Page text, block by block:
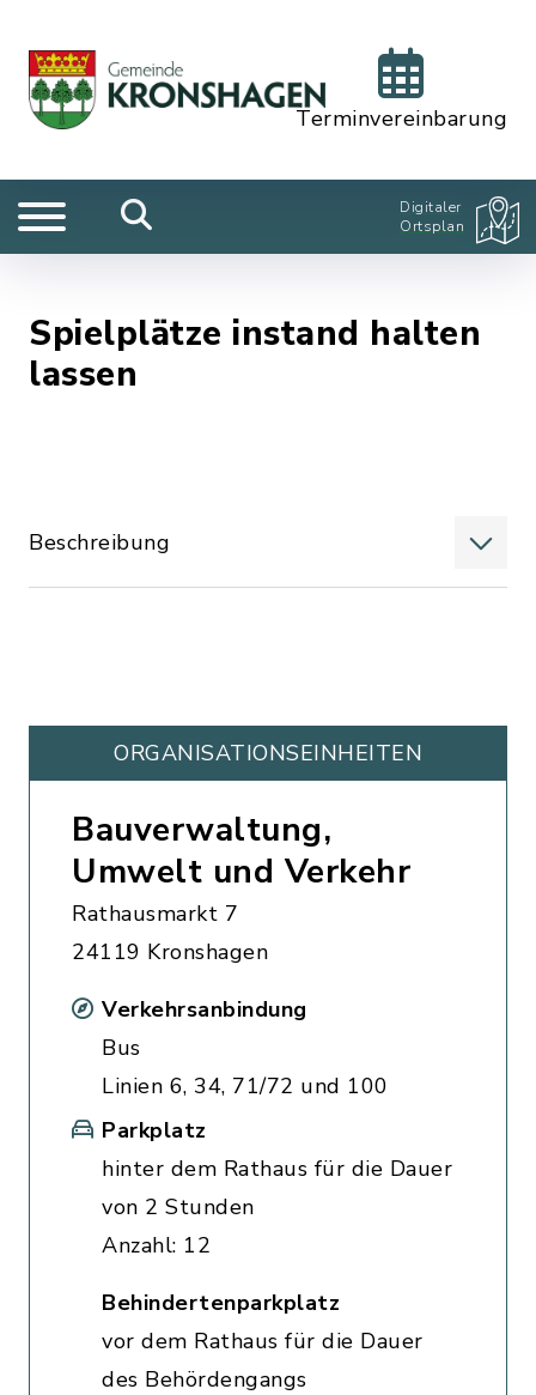
Terminvereinbarung
Digitaler
Ortsplan
Spielplätze instand halten
lassen
Beschreibung
ORGANISATIONS­EINHEITEN
Bauverwaltung,
Umwelt und Verkehr
Rathausmarkt 7
24119 Kronshagen
Verkehrsanbindung
Bus
Linien 6, 34, 71/72 und 100
Parkplatz
hinter dem Rathaus für die Dauer
von 2 Stunden
Anzahl: 12
Behindertenparkplatz
vor dem Rathaus für die Dauer
des Behördengangs